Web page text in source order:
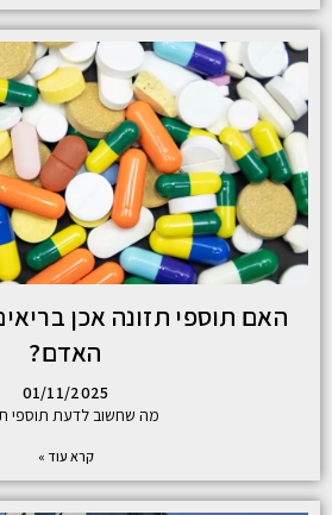
האם תוספי תזונה אכן
האדם?
01/11/2025
מה שחשוב לדעת תוספי
קרא עוד »